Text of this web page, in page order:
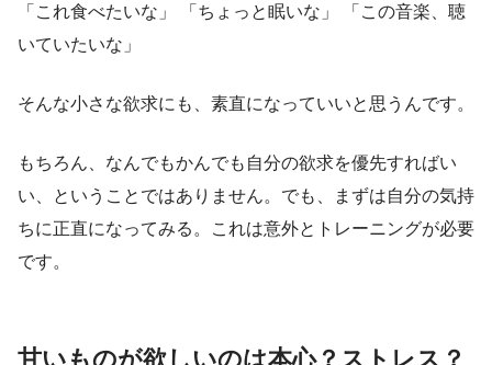
「これ食べたいな」 「ちょっと眠いな」 「この音楽、聴
いていたいな」
そんな小さな欲求にも、素直になっていいと思うんです。
もちろん、なんでもかんでも自分の欲求を優先すればい
い、ということではありません。でも、まずは自分の気持
ちに正直になってみる。これは意外とトレーニングが必要
です。
甘いものが欲しいのは本心？ストレス？